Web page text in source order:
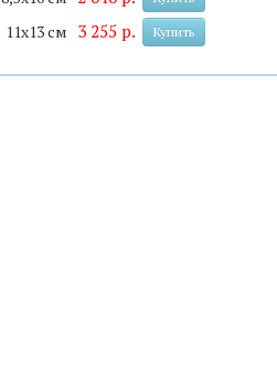
11х13 см 3 255 р. Купить